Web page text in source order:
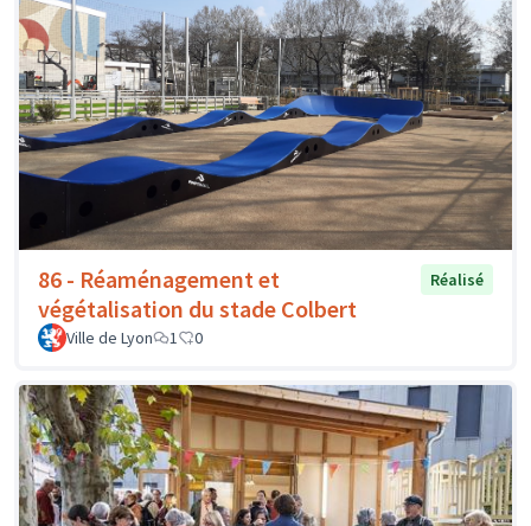
86 - Réaménagement et
végétalisation du stade Colbert
Réalisé
Ville de Lyon 1 0